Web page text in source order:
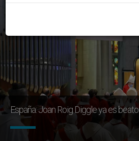
España: Joan Roig Diggle ya es beato